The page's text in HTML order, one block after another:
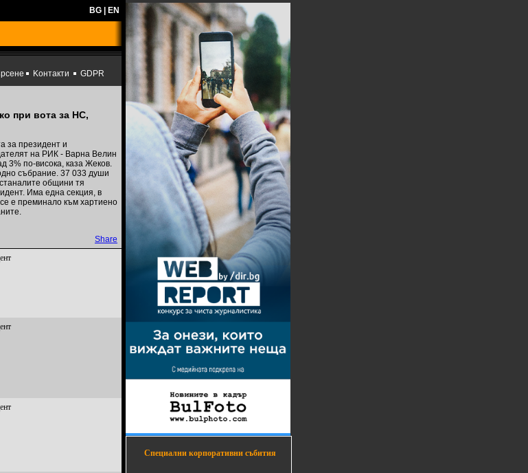
BG EN
Kонтакти GDPR
при вота за НС,
за президент и
на РИК - Варна Велин
3% по-висока, каза Жеков.
събрание. 37 033 души
общини тя
Има една секция, в
е преминало към хартиено
Share
Специални корпоративни събития